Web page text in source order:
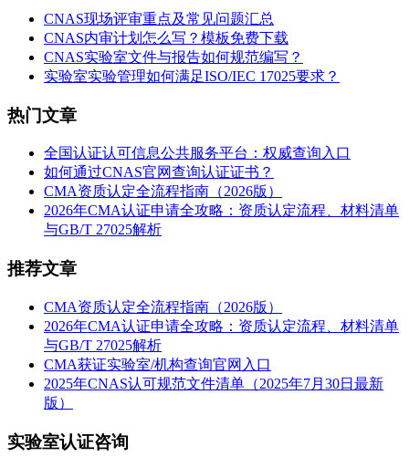
CNAS现场评审重点及常见问题汇总
CNAS内审计划怎么写？模板免费下载
CNAS实验室文件与报告如何规范编写？
实验室实验管理如何满足ISO/IEC 17025要求？
热门文章
全国认证认可信息公共服务平台：权威查询入口
如何通过CNAS官网查询认证证书？
CMA资质认定全流程指南（2026版）
2026年CMA认证申请全攻略：资质认定流程、材料清单
与GB/T 27025解析
推荐文章
CMA资质认定全流程指南（2026版）
2026年CMA认证申请全攻略：资质认定流程、材料清单
与GB/T 27025解析
CMA获证实验室/机构查询官网入口
2025年CNAS认可规范文件清单（2025年7月30日最新
版）
实验室认证咨询